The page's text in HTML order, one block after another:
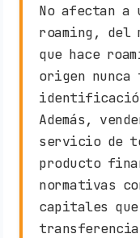
No afectan a
roaming, del
que hace
origen nunca
Además,
servicio de
producto
normativas
capitales